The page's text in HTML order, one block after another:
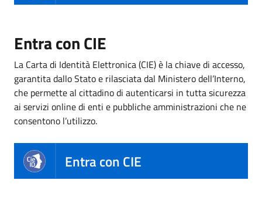
Entra con CIE
La Carta di Identità Elettronica (CIE) è la chiave di accesso,
garantita dallo Stato e rilasciata dal Ministero dell’Interno,
che permette al cittadino di autenticarsi in tutta sicurezza
ai servizi online di enti e pubbliche amministrazioni che ne
consentono l’utilizzo.
Entra con CIE